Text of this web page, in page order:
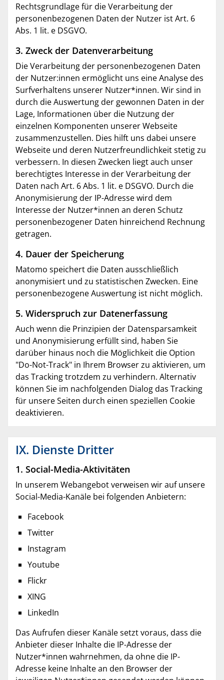
Rechtsgrundlage für die Verarbeitung der
personenbezogenen Daten der Nutzer ist Art. 6
Abs. 1 lit. e DSGVO.
3. Zweck der Datenverarbeitung
Die Verarbeitung der personenbezogenen Daten
der Nutzer:innen ermöglicht uns eine Analyse des
Surfverhaltens unserer Nutzer*innen. Wir sind in
durch die Auswertung der gewonnen Daten in der
Lage, Informationen über die Nutzung der
einzelnen Komponenten unserer Webseite
zusammenzustellen. Dies hilft uns dabei unsere
Webseite und deren Nutzerfreundlichkeit stetig zu
verbessern. In diesen Zwecken liegt auch unser
berechtigtes Interesse in der Verarbeitung der
Daten nach Art. 6 Abs. 1 lit. e DSGVO. Durch die
Anonymisierung der IP-Adresse wird dem
Interesse der Nutzer*innen an deren Schutz
personenbezogener Daten hinreichend Rechnung
getragen.
4. Dauer der Speicherung
Matomo speichert die Daten ausschließlich
anonymisiert und zu statistischen Zwecken. Eine
personenbezogene Auswertung ist nicht möglich.
5. Widerspruch zur Datenerfassung
Auch wenn die Prinzipien der Datensparsamkeit
und Anonymisierung erfüllt sind, haben Sie
darüber hinaus noch die Möglichkeit die Option
"Do-Not-Track" in Ihrem Browser zu aktivieren, um
das Tracking trotzdem zu verhindern. Alternativ
können Sie im nachfolgenden Dialog das Tracking
für unsere Seiten durch einen speziellen Cookie
deaktivieren.
IX. Dienste Dritter
1. Social-Media-Aktivitäten
In unserem Webangebot verweisen wir auf unsere
Social-Media-Kanäle bei folgenden Anbietern:
Facebook
Twitter
Instagram
Youtube
Flickr
XING
LinkedIn
Das Aufrufen dieser Kanäle setzt voraus, dass die
Anbieter dieser Inhalte die IP-Adresse der
Nutzer*innen wahrnehmen, da ohne die IP-
Adresse keine Inhalte an den Browser der